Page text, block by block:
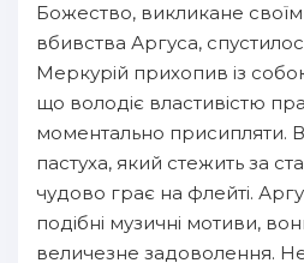
Божество, викликане
вбивства Аргуса,
Меркурій прихопив із
що володіє властивістю
моментально присипляти.
пастуха, який стежить за
чудово грає на флейті.
подібні музичні мотиви,
величезне задоволення.